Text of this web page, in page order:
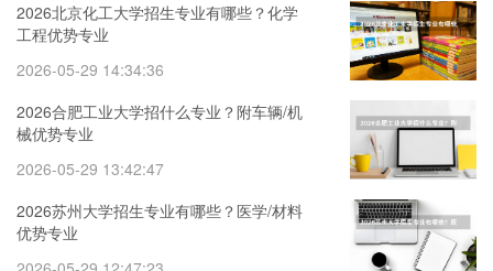
2026北京化工大学招生专业有哪些？化学
工程优势专业
2026-05-29 14:34:36
2026合肥工业大学招什么专业？附车辆/机
械优势专业
2026-05-29 13:42:47
2026苏州大学招生专业有哪些？医学/材料
优势专业